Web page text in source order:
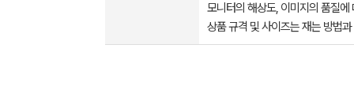
모니터의 해상도, 이미지의 품질
상품 규격 및 사이즈는 재는 방법